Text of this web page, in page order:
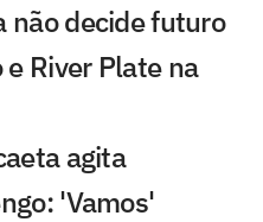
não decide futuro
River Plate na
agita
'Vamos'